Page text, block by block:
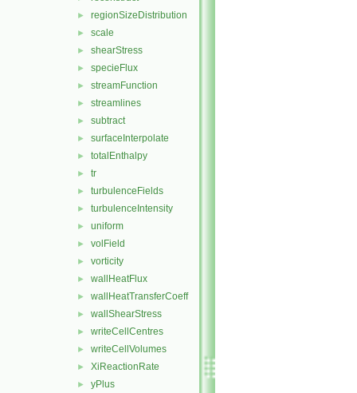
► regionSizeDistribution
► scale
► shearStress
► specieFlux
► streamFunction
► streamlines
► subtract
► surfaceInterpolate
► totalEnthalpy
► tr
► turbulenceFields
► turbulenceIntensity
► uniform
► volField
► vorticity
► wallHeatFlux
► wallHeatTransferCoeff
► wallShearStress
► writeCellCentres
► writeCellVolumes
► XiReactionRate
► yPlus